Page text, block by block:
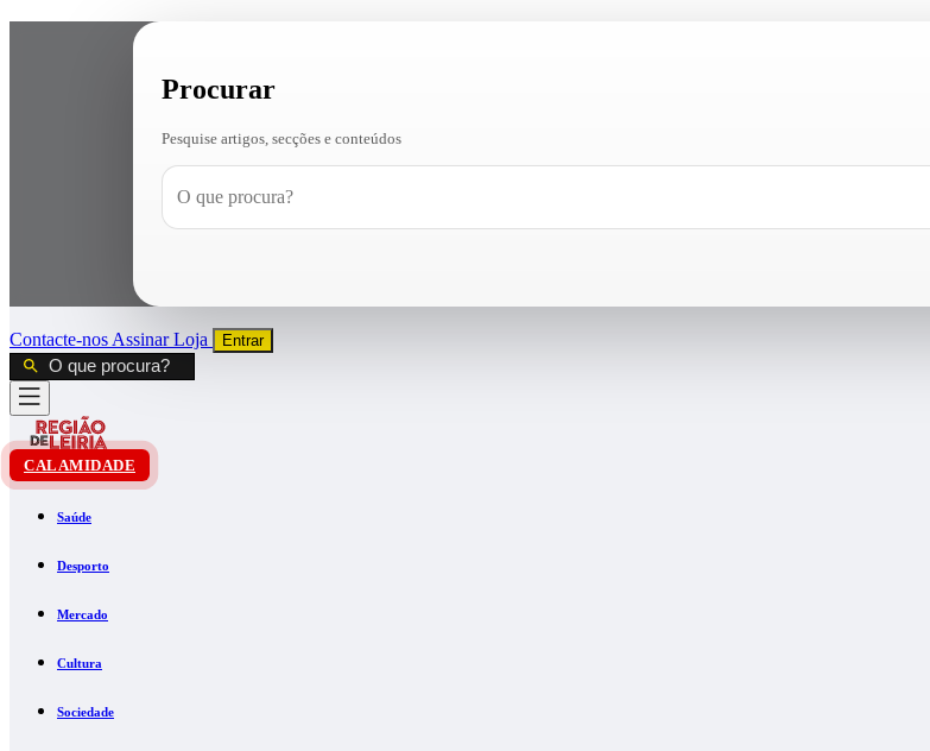
Procurar
Pesquise artigos, secções e conteúdos
Contacte-nos AssinarLoja Entrar
CALAMIDADE
Saúde
Desporto
Mercado
Cultura
Sociedade